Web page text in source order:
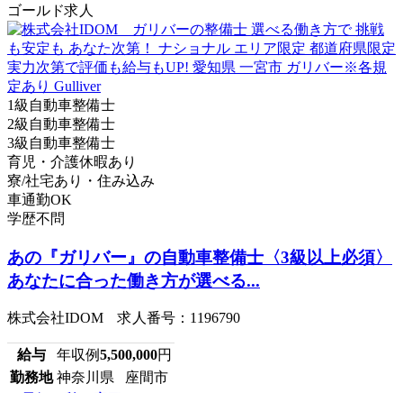
ゴールド求人
1級自動車整備士
2級自動車整備士
3級自動車整備士
育児・介護休暇あり
寮/社宅あり・住み込み
車通勤OK
学歴不問
あの『ガリバー』の自動車整備士〈3級以上必須〉
あなたに合った働き方が選べる...
株式会社IDOM 求人番号：1196790
給与 年収例5,500,000円
勤務地 神奈川県 座間市